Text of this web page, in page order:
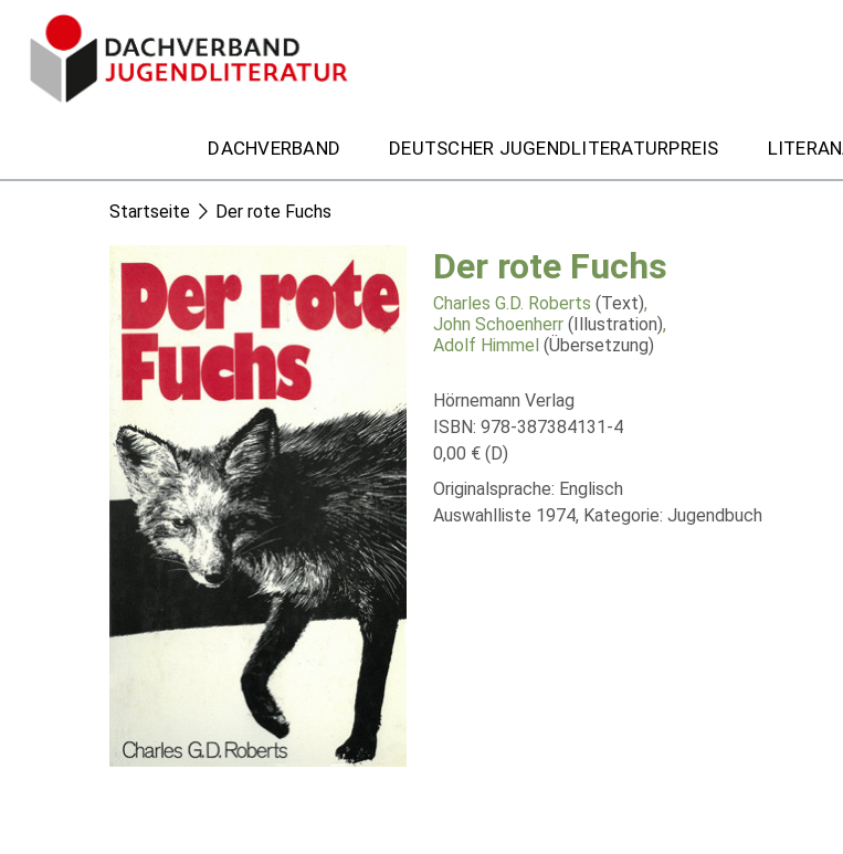
DACHVERBAND DEUTSCHER JUGENDLITERATURPREIS
Startseite Der rote Fuchs
Der rote Fuchs
Charles G.D. Roberts (Text),
John Schoenherr (Illustration),
Adolf Himmel (Übersetzung)
Hörnemann Verlag
ISBN: 978-387384131-4
0,00 € (D)
Originalsprache: Englisch
Auswahlliste 1974, Kategorie: Jugendbuch